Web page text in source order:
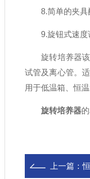
8.简单的夹具
9.旋钮式速度调
旋转培养器该
试管及离心管。
用于低温箱、恒
旋转培养器
上一篇：